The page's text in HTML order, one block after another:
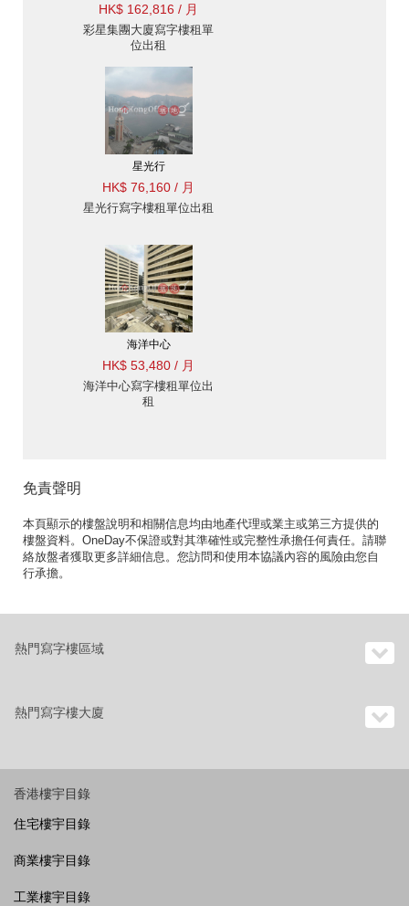
HK$ 162,816 / 月
彩星集團大廈寫字樓租單
位出租
星光行
HK$ 76,160 / 月
星光行寫字樓租單位出租
海洋中心
HK$ 53,480 / 月
海洋中心寫字樓租單位出
租
免責聲明
本頁顯示的樓盤說明和相關信息均由地產代理或業主或第三方提供的
樓盤資料。OneDay不保證或對其準確性或完整性承擔任何責任。請聯
絡放盤者獲取更多詳細信息。您訪問和使用本協議內容的風險由您自
行承擔。
熱門寫字樓區域
熱門寫字樓大廈
香港樓宇目錄
住宅樓宇目錄
商業樓宇目錄
工業樓宇目錄